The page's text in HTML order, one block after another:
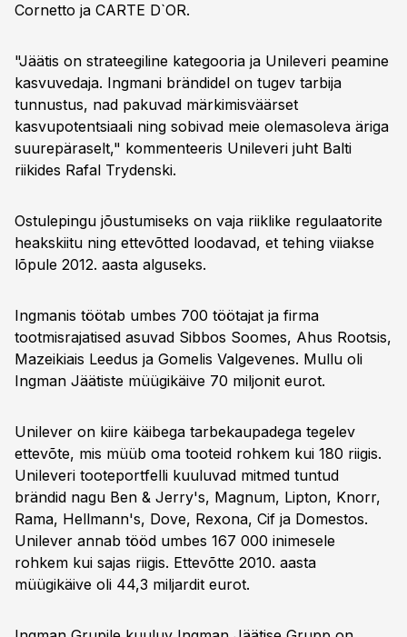
Cornetto ja CARTE D`OR.
"Jäätis on strateegiline kategooria ja Unileveri peamine
kasvuvedaja. Ingmani brändidel on tugev tarbija
tunnustus, nad pakuvad märkimisväärset
kasvupotentsiaali ning sobivad meie olemasoleva äriga
suurepäraselt," kommenteeris Unileveri juht Balti
riikides Rafal Trydenski.
Ostulepingu jõustumiseks on vaja riiklike regulaatorite
heakskiitu ning ettevõtted loodavad, et tehing viiakse
lõpule 2012. aasta alguseks.
Ingmanis töötab umbes 700 töötajat ja firma
tootmisrajatised asuvad Sibbos Soomes, Ahus Rootsis,
Mazeikiais Leedus ja Gomelis Valgevenes. Mullu oli
Ingman Jäätiste müügikäive 70 miljonit eurot.
Unilever on kiire käibega tarbekaupadega tegelev
ettevõte, mis müüb oma tooteid rohkem kui 180 riigis.
Unileveri tooteportfelli kuuluvad mitmed tuntud
brändid nagu Ben & Jerry's, Magnum, Lipton, Knorr,
Rama, Hellmann's, Dove, Rexona, Cif ja Domestos.
Unilever annab tööd umbes 167 000 inimesele
rohkem kui sajas riigis. Ettevõtte 2010. aasta
müügikäive oli 44,3 miljardit eurot.